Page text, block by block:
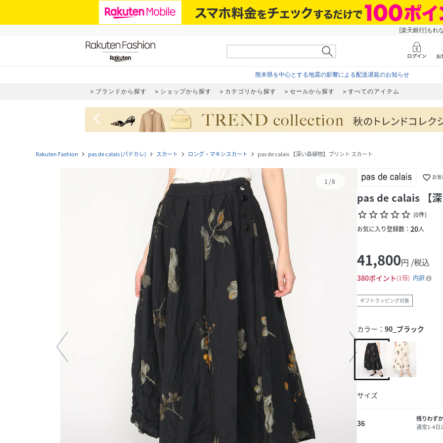
[楽天銀行]もれ
熊本県を中心とする地震の影響による配送遅延のお知らせ
ブランドから探す ショップから探す カテゴリから探す セールから探す すべてのアイテム
navigate_before
Rakuten Fashion navigate_next pas de calais (パドカレ) navigate_next スカート navigate_next ロング・マキシスカート navigate_next pas de calais 【深い森植物】プリント スカート
1 /8 favorite_border お
pas de calais 【
star_borderstar_borderstar_borderstar_borderstar_border (0件)
お気に入り登録数： 20人
41,800円 /税込
380ポイント 1倍 内訳
ギフトラッピング対象
カラー： 90_ブラック
サイズ
36
残りわずか
通常1-4日